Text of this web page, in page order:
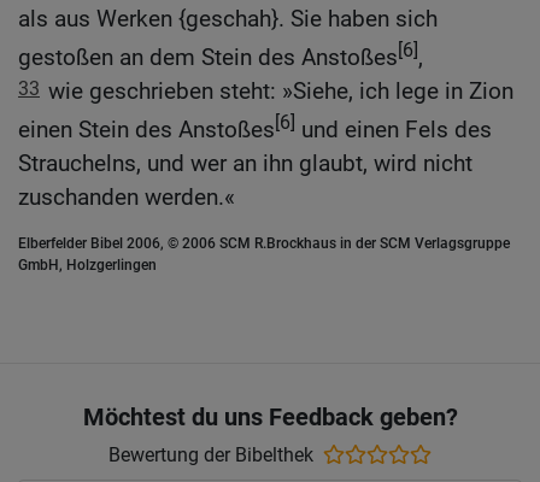
als aus Werken {geschah}. Sie haben sich
gestoßen an dem Stein des Anstoßes[6],
33 wie geschrieben steht: »Siehe, ich lege in Zion
einen Stein des Anstoßes[6] und einen Fels des
Strauchelns, und wer an ihn glaubt, wird nicht
zuschanden werden.«
Elberfelder Bibel 2006, © 2006 SCM R.Brockhaus in der SCM Verlagsgruppe
GmbH, Holzgerlingen
Möchtest du uns Feedback geben?
Bewertung der Bibelthek